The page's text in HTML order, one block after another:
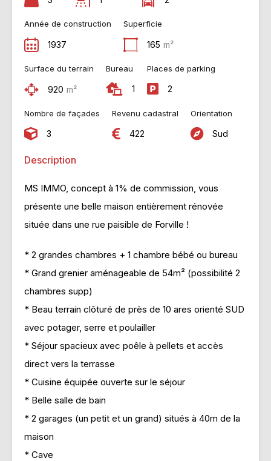
Année de construction
1937
Superficie
165 m²
Surface du terrain
920 m²
Bureau
1
Places de parking
2
Nombre de façades
3
Revenu cadastral
422
Orientation
Sud
Description
MS IMMO, concept à 1% de commission, vous
présente une belle maison entièrement rénovée
située dans une rue paisible de Forville !
* 2 grandes chambres + 1 chambre bébé ou bureau
* Grand grenier aménageable de 54m² (possibilité 2
chambres supp)
* Beau terrain clôturé de près de 10 ares orienté SUD
avec potager, serre et poulailler
* Séjour spacieux avec poêle à pellets et accès
direct vers la terrasse
* Cuisine équipée ouverte sur le séjour
* Belle salle de bain
* 2 garages (un petit et un grand) situés à 40m de la
maison
* Cave